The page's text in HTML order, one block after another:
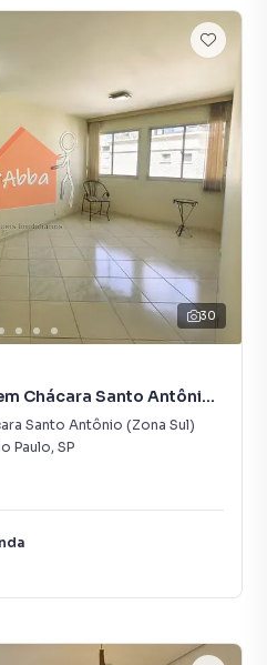
30
Chácara Santo Antônio
Santo Antônio (Zona Sul)
Paulo, SP